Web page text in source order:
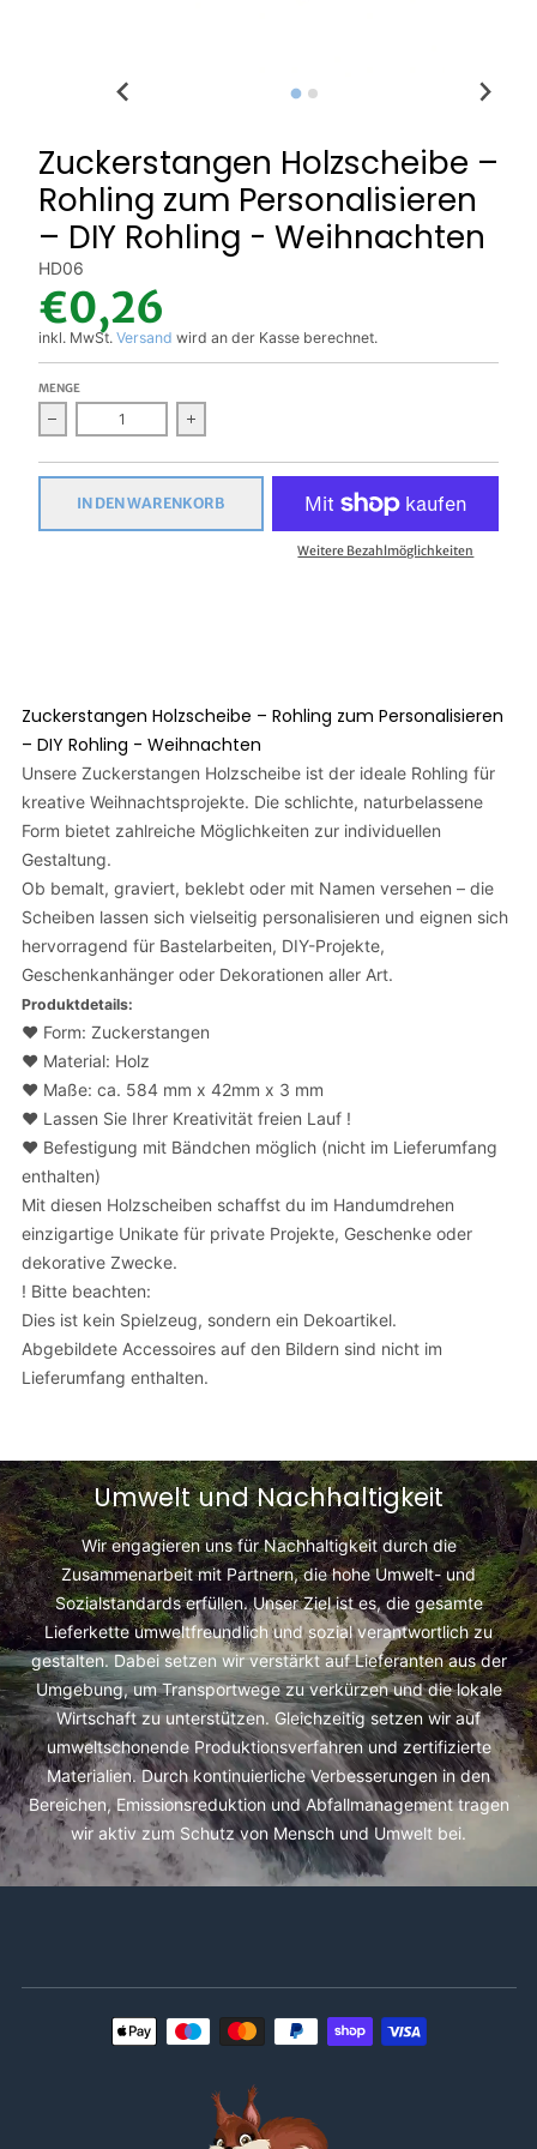
Zuckerstangen Holzscheibe –
Rohling zum Personalisieren
– DIY Rohling - Weihnachten
HD06
€0,26
inkl. MwSt. Versand wird an der Kasse berechnet.
MENGE
Verringern Sie die Menge für Zuckerstangen Holzscheibe –
Erhöhen Sie die Menge für Zuckerstangen
IN DEN WARENKORB
Weitere Bezahlmöglichkeiten
Zuckerstangen Holzscheibe – Rohling zum Personalisieren
– DIY Rohling - Weihnachten
Unsere Zuckerstangen Holzscheibe ist der ideale Rohling für
kreative Weihnachtsprojekte. Die schlichte, naturbelassene
Form bietet zahlreiche Möglichkeiten zur individuellen
Gestaltung.
Ob bemalt, graviert, beklebt oder mit Namen versehen – die
Scheiben lassen sich vielseitig personalisieren und eignen sich
hervorragend für Bastelarbeiten, DIY-Projekte,
Geschenkanhänger oder Dekorationen aller Art.
Produktdetails:
❤️ Form: Zuckerstangen
❤️ Material: Holz
❤️ Maße: ca. 584 mm x 42mm x 3 mm
❤️ Lassen Sie Ihrer Kreativität freien Lauf !
❤️ Befestigung mit Bändchen möglich (nicht im Lieferumfang
enthalten)
Mit diesen Holzscheiben schaffst du im Handumdrehen
einzigartige Unikate für private Projekte, Geschenke oder
dekorative Zwecke.
! Bitte beachten:
Dies ist kein Spielzeug, sondern ein Dekoartikel.
Abgebildete Accessoires auf den Bildern sind nicht im
Lieferumfang enthalten.
Umwelt und Nachhaltigkeit
Wir engagieren uns für Nachhaltigkeit durch die
Zusammenarbeit mit Partnern, die hohe Umwelt- und
Sozialstandards erfüllen. Unser Ziel ist es, die gesamte
Lieferkette umweltfreundlich und sozial verantwortlich zu
gestalten. Dabei setzen wir verstärkt auf Lieferanten aus der
Umgebung, um Transportwege zu verkürzen und die lokale
Wirtschaft zu unterstützen. Gleichzeitig setzen wir auf
umweltschonende Produktionsverfahren und zertifizierte
Materialien. Durch kontinuierliche Verbesserungen in den
Bereichen, Emissionsreduktion und Abfallmanagement tragen
wir aktiv zum Schutz von Mensch und Umwelt bei.
Zahlungsmethoden